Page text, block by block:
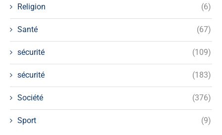
Religion (6)
Santé (67)
sécurité (109)
sécurité (183)
Société (376)
Sport (9)